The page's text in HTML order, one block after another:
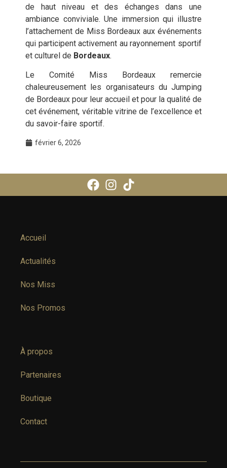
de haut niveau et des échanges dans une
ambiance conviviale. Une immersion qui illustre
l’attachement de Miss Bordeaux aux événements
qui participent activement au rayonnement sportif
et culturel de Bordeaux.
Le Comité Miss Bordeaux remercie
chaleureusement les organisateurs du Jumping
de Bordeaux pour leur accueil et pour la qualité de
cet événement, véritable vitrine de l’excellence et
du savoir-faire sportif.
février 6, 2026
Accueil
Actualités
Nos Miss
Nos Promos
À propos
Partenaires
Boutique
Contact